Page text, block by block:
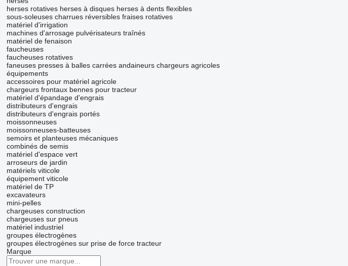
herses rotatives herses à disques herses à dents flexibles
sous-soleuses charrues réversibles fraises rotatives
matériel d'irrigation
machines d'arrosage pulvérisateurs traînés
matériel de fenaison
faucheuses
faucheuses rotatives
faneuses presses à balles carrées andaineurs chargeurs agricoles
équipements
accessoires pour matériel agricole
chargeurs frontaux bennes pour tracteur
matériel d'épandage d'engrais
distributeurs d'engrais
distributeurs d'engrais portés
moissonneuses
moissonneuses-batteuses
semoirs et planteuses mécaniques
combinés de semis
matériel d'espace vert
arroseurs de jardin
matériels viticole
équipement viticole
matériel de TP
excavateurs
mini-pelles
chargeuses construction
chargeuses sur pneus
matériel industriel
groupes électrogènes
groupes électrogènes sur prise de force tracteur
Marque